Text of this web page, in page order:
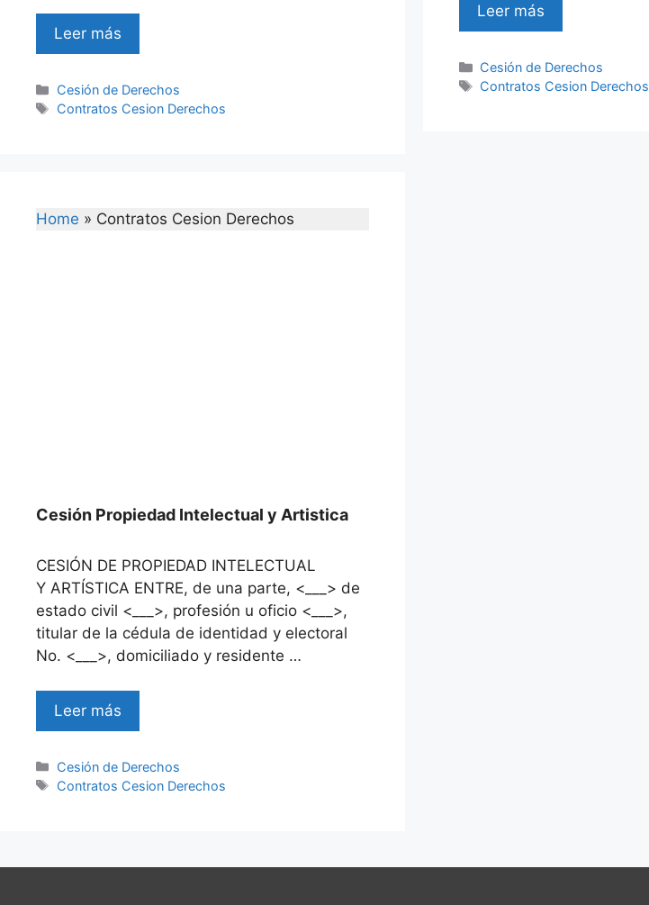
Leer más
Categories
Cesión de Derechos
Tags
Contratos Cesion Derechos
Leer más
Categories
Cesión de Derechos
Tags
Contratos Cesion Derechos
Home » Contratos Cesion Derechos
Cesión Propiedad Intelectual y Artistica
CESIÓN DE PROPIEDAD INTELECTUAL
Y ARTÍSTICA ENTRE, de una parte, <___> de
estado civil <___>, profesión u oficio <___>,
titular de la cédula de identidad y electoral
No. <___>, domiciliado y residente …
Leer más
Categories
Cesión de Derechos
Tags
Contratos Cesion Derechos